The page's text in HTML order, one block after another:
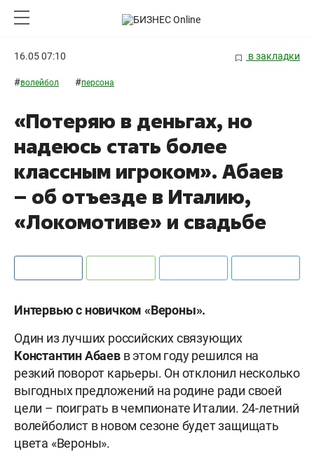
16.05 07:10 в закладки
#волейбол #персона
«Потеряю в деньгах, но
надеюсь стать более
классным игроком». Абаев
– об отъезде в Италию,
«Локомотиве» и свадьбе
Интервью с новичком «Вероны».
Один из лучших российских связующих
Константин Абаевв этом году решился на
резкий поворот карьеры. Он отклонил несколько
выгодных предложений на родине ради своей
цели – поиграть в чемпионате Италии. 24-летний
волейболист в новом сезоне будет защищать
цвета «Вероны».